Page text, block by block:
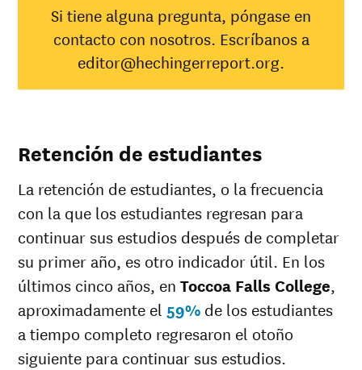
Nativo de
Alaska
33%
Asiática 71%
Negro
20%
Hispana
37%
41%
Isleño del
Blanca 51%
49%
Múltiples
razas
35%
Raza
desconocida
0%
Si tiene alguna pregunta, póngase en
contacto con nosotros. Escríbanos a
editor@hechingerreport.org.
Retención de estudiantes
La retención de estudiantes, o la frecuencia
con la que los estudiantes regresan para
continuar sus estudios después de completar
su primer año, es otro indicador útil. En los
últimos cinco años, enToccoa Falls College,
aproximadamente el 59% de los estudiantes
a tiempo completo regresaron el otoño
siguiente para continuar sus estudios.